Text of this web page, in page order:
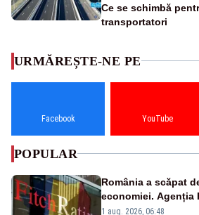
Ce se schimbă
transportatori
URMĂREȘTE-NE PE
Facebook YouTube
POPULAR
România a scăpat
economiei. Agenția
„BBB-” cu
1 aug. 2026, 06:48